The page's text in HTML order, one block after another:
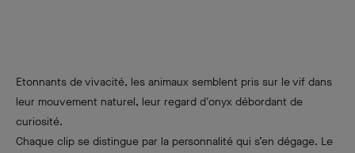
Etonnants de vivacité, les animaux semblent pris sur le vif dans
leur mouvement naturel, leur regard d'onyx débordant de
curiosité.
Chaque clip se distingue par la personnalité qui s’en dégage. Le